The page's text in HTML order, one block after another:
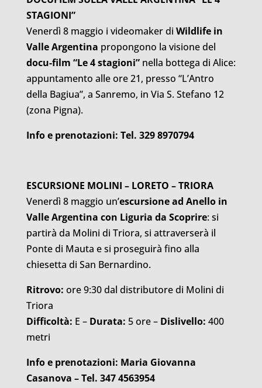
STAGIONI”
Venerdì 8 maggio i videomaker di Wildlife in
Valle Argentina propongono la visione del
docu-film “Le 4 stagioni”nella bottega di Alice:
appuntamento alle ore 21, presso “L’Antro
della Bagiua”, a Sanremo, in Via S. Stefano 12
(zona Pigna).
Info e prenotazioni: Tel. 329 8970794
ESCURSIONE MOLINI – LORETO – TRIORA
Venerdì 8 maggio un’escursione ad Anello in
Valle Argentina con Liguria da Scoprire: si
partirà da Molini di Triora, si attraverserà il
Ponte di Mauta e si proseguirà fino alla
chiesetta di San Bernardino.
Ritrovo: ore 9:30 dal distributore di Molini di
Triora
Difficoltà: E – Durata: 5 ore – Dislivello: 400
metri
Info e prenotazioni: Maria Giovanna
Casanova – Tel. 347 4563954